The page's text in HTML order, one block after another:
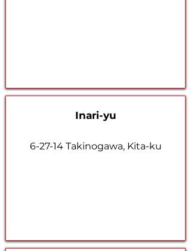
Inari-yu
6-27-14 Takinogawa, Kita-ku